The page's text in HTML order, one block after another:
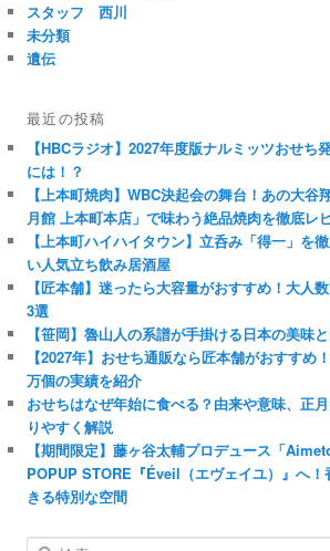
スタッフ 西川
未分類
遺伝
最近の投稿
【HBCラジオ】2027年度版ナルミッツおせち
には！？
【上本町焼肉】WBC決起会の舞台！あの大谷
月館 上本町本店」で味わう絶品焼肉を徹底レ
【上本町ハイハイタウン】立呑み「得一」を
い人気立ち飲み居酒屋
【匠本舗】迷ったら大容量がおすすめ！大人
3選
【笹岡】魯山人の系譜が手掛ける日本の美味
【2027年】おせち通販なら匠本舗がおすすめ
万個の実績を紹介
おせちはなぜ年始に食べる？由来や意味、正
りやすく解説
【期間限定】藤ヶ谷太輔プロデュース「
POPUP STORE『Éveil（エヴェイユ）』へ
きる特別な空間
検